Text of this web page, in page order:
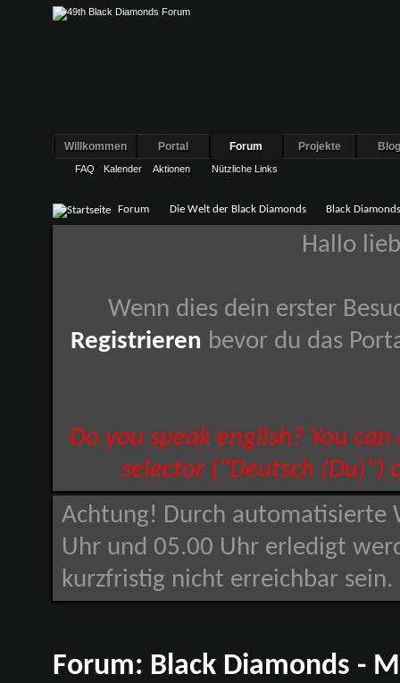
Willkommen Portal Forum
FAQ Kalender Aktionen Nützliche Links
Projekte
Forum Die Welt der Black Diamonds Black
Hallo
Wenn dies dein erster
Registrieren bevor du das
Do you speak english? You
selector ("Deutsch (Du)")
Achtung! Durch automatisierte
Uhr und 05.00 Uhr erledigt
kurzfristig nicht erreichbar
Forum: Black Diamonds -